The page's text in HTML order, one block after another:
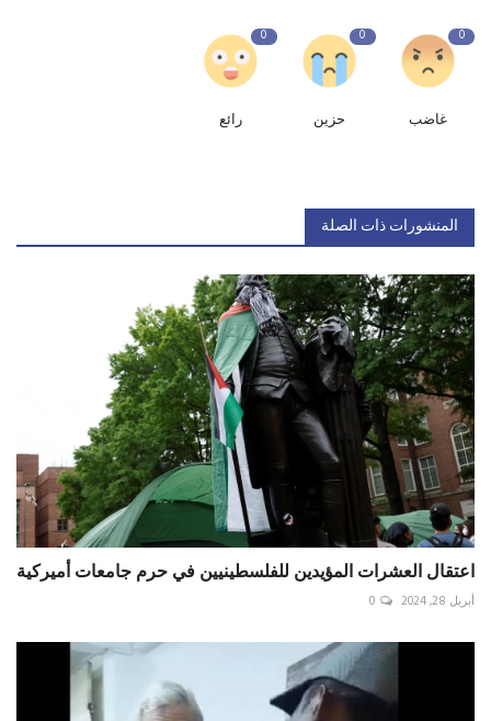
0
غاضب
0
حزين
0
رائع
المنشورات ذات الصلة
اعتقال العشرات المؤيدين للفلسطينيين في حرم جامعات أميركية
أبريل 28, 2024 0